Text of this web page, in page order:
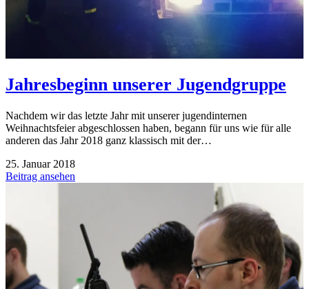
Jahresbeginn unserer Jugendgruppe
Nachdem wir das letzte Jahr mit unserer jugendinternen
Weihnachtsfeier abgeschlossen haben, begann für uns wie für alle
anderen das Jahr 2018 ganz klassisch mit der…
25. Januar 2018
Beitrag ansehen